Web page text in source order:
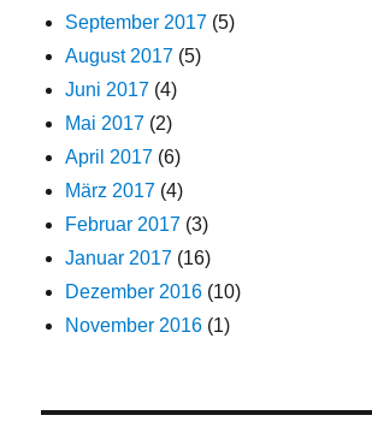
September 2017 (5)
August 2017 (5)
Juni 2017 (4)
Mai 2017 (2)
April 2017 (6)
März 2017 (4)
Februar 2017 (3)
Januar 2017 (16)
Dezember 2016 (10)
November 2016 (1)